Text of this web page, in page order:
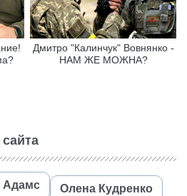
Дмитро "Калинчук" Вовнянко -
НАМ ЖЕ МОЖНА?
Адамс Олена Кудренко